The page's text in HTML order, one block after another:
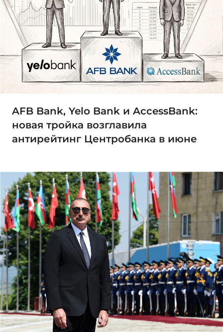
AFB Bank, Yelo Bank и AccessBank:
новая тройка возглавила
антирейтинг Центробанка в июне